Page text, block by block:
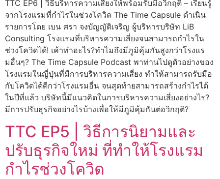
TTC EP6 | วิธีบริหารความเสี่ยงให้พร้อมรับมือวิกฤติ – เรียนรู้
จากโรงแรมที่กำไรในช่วงโควิด The Time Capsule ดำเนิน
รายการโดย เบน ศรา จงบัญญัติเจริญ ผู้บริหารบริษัท LiB
Consulting โรงแรมที่บริหารความเสี่ยงจนสามารถกำไรใน
ช่วงโควิดได้! เค้าทำอะไร?ทำไมถึงมีภูมิคุ้มกันสูงกว่าโรงแร
มอื่นๆ? The Time Capsule Podcast พาท่านไปดูตัวอย่างของ
โรงเเรมในญี่ปุ่นที่มีการบริหารความเสี่ยง ทำให้สามารถรับมือ
กับโควิดได้ดีกว่าโรงแรมอื่น จนสุดท้ายสามารถสร้างกำไรได้
ในปีที่แล้ว บริษัทนี้มีแนวคิดในการบริหารความเสี่ยงอย่างไร?
มีการปรับธุรกิจอย่างไรบ้างเพื่อให้มีภูมิคุ้มกันต่อวิกฤติ?
TTC EP5 | วิธีการนิยามและ
ปรับธุรกิจใหม่ ที่ทำให้โรงแรม
กำไรช่วงโควิด